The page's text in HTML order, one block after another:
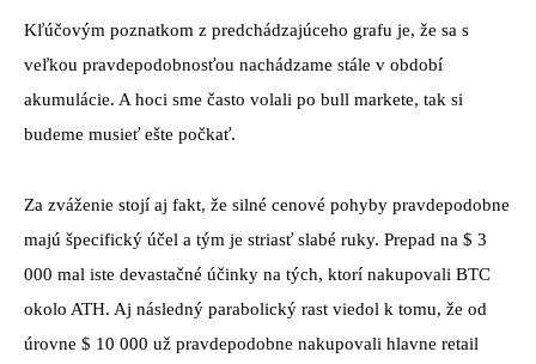
Kľúčovým poznatkom z predchádzajúceho grafu je, že sa s
veľkou pravdepodobnosťou nachádzame stále v období
akumulácie. A hoci sme často volali po bull markete, tak si
budeme musieť ešte počkať.
Za zváženie stojí aj fakt, že silné cenové pohyby pravdepodobne
majú špecifický účel a tým je striasť slabé ruky. Prepad na $ 3
000 mal iste devastačné účinky na tých, ktorí nakupovali BTC
okolo ATH. Aj následný parabolický rast viedol k tomu, že od
úrovne $ 10 000 už pravdepodobne nakupovali hlavne retail